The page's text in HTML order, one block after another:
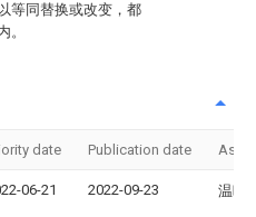
等同替换或改变，都
。
date Publication date
06-21 2022-09-23 温暖